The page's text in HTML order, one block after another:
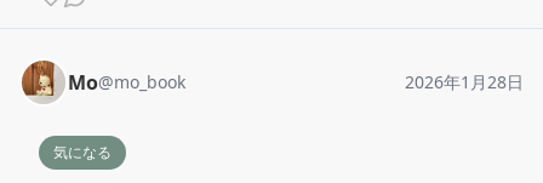
Mo@mo_book 2026年1月28日
気になる